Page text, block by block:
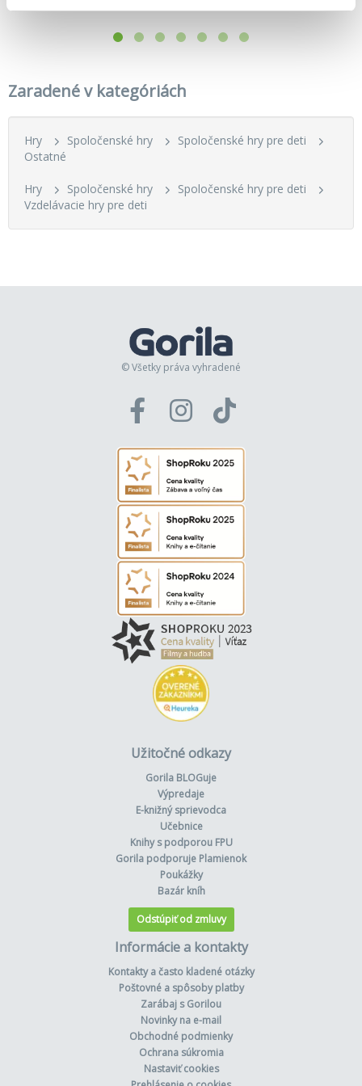
Zaradené v kategóriách
Hry Spoločenské hry
Spoločenské hry pre deti
Ostatné
Hry Spoločenské hry
Spoločenské hry pre deti
Vzdelávacie hry pre deti
© Všetky práva vyhradené
Užitočné odkazy
Gorila BLOGuje
Výpredaje
E-knižný sprievodca
Učebnice
Knihy s podporou FPU
Gorila podporuje Plamienok
Poukážky
Bazár kníh
Odstúpiť od zmluvy
Informácie a kontakty
Kontakty a často kladené otázky
Poštovné a spôsoby platby
Zarábaj s Gorilou
Novinky na e-mail
Obchodné podmienky
Ochrana súkromia
Nastaviť cookies